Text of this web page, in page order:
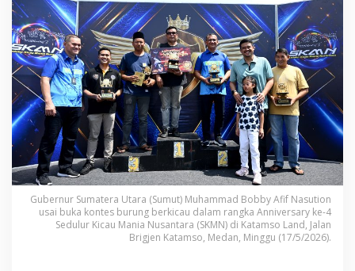
a
r
y
S
K
M
N
,
B
o
b
b
y
S
i
a
Gubernur Sumatera Utara (Sumut) Muhammad Bobby Afif Nasution
usai buka kontes burung berkicau dalam rangka Anniversary ke-4
Sedulur Kicau Mania Nusantara (SKMN) di Katamso Land, Jalan
Brigjen Katamso, Medan, Minggu (17/5/2026).